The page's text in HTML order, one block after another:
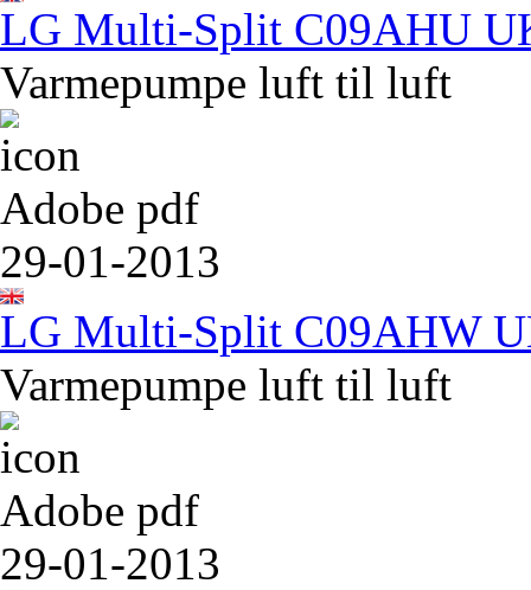
LG Multi-Split C09AHU
Varmepumpe luft til luft
Adobe pdf
29-01-2013
LG Multi-Split C09AHW
Varmepumpe luft til luft
Adobe pdf
29-01-2013